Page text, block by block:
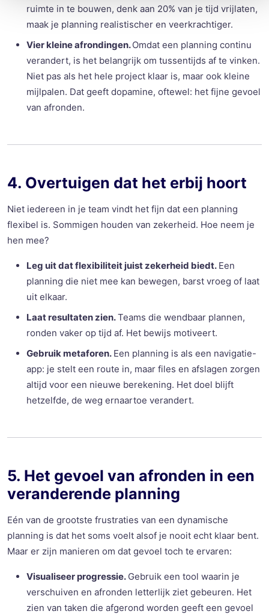
ruimte in te bouwen, denk aan 20% van je tijd vrijlaten,
maak je planning realistischer en veerkrachtiger.
Vier kleine afrondingen.Omdat een planning continu
verandert, is het belangrijk om tussentijds af te vinken.
Niet pas als het hele project klaar is, maar ook kleine
mijlpalen. Dat geeft dopamine, oftewel: het fijne gevoel
van afronden.
4. Overtuigen dat het erbij hoort
Niet iedereen in je team vindt het fijn dat een planning
flexibel is. Sommigen houden van zekerheid. Hoe neem je
hen mee?
Leg uit dat flexibiliteit juist zekerheid biedt. Een
planning die niet mee kan bewegen, barst vroeg of laat
uit elkaar.
Laat resultaten zien.Teams die wendbaar plannen,
ronden vaker op tijd af. Het bewijs motiveert.
Gebruik metaforen. Een planning is als een navigatie-
app: je stelt een route in, maar files en afslagen zorgen
altijd voor een nieuwe berekening. Het doel blijft
hetzelfde, de weg ernaartoe verandert.
5. Het gevoel van afronden in een
veranderende planning
Eén van de grootste frustraties van een dynamische
planning is dat het soms voelt alsof je nooit echt klaar bent.
Maar er zijn manieren om dat gevoel toch te ervaren:
Visualiseer progressie. Gebruik een tool waarin je
verschuiven en afronden letterlijk ziet gebeuren. Het
zien van taken die afgerond worden geeft een gevoel